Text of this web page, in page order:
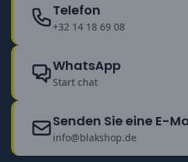
Telefon
+32 14 18 69 08
WhatsApp
Start chat
Senden Sie eine E-
info@blakshop.de